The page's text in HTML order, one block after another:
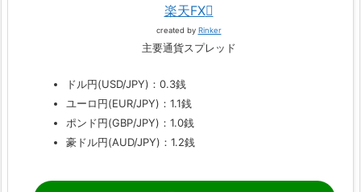
楽天FX
created by Rinker
主要通貨スプレッド
ドル円(USD/JPY)：0.3銭
ユーロ円(EUR/JPY)：1.1銭
ポンド円(GBP/JPY)：1.0銭
豪ドル円(AUD/JPY)：1.2銭